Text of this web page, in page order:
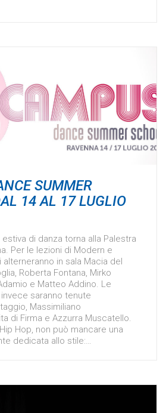
SUMMER
14 AL 17 LUGLIO
di danza torna alla Palestra
Per le lezioni di Modern e
in sala Macia del
Roberta Fontana, Mirko
e Matteo Addino. Le
saranno tenute
Massimiliano
di Firma e Azzurra Muscatello.
Hop, non può mancare una
dedicata allo stile:…